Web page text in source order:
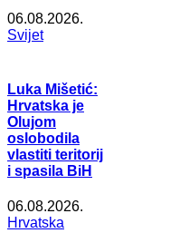
06.08.2026.
Svijet
Luka Mišetić:
Hrvatska je
Olujom
oslobodila
vlastiti teritorij
i spasila BiH
06.08.2026.
Hrvatska